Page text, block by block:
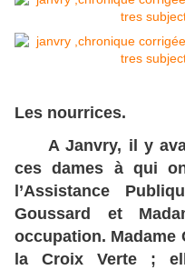
Les nourrices.
A Janvry, il y
ces dames à qui
l’Assistance
Goussard et
occupation. Madame
la Croix Verte ;